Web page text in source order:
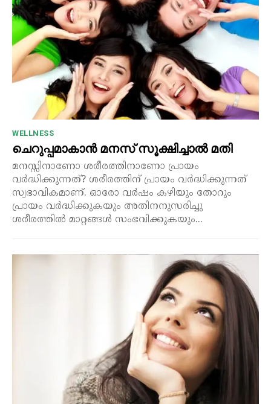
WELLNESS
ചെറുപ്പമാകാൻ മനസ് സൂക്ഷിച്ചാൽ മതി
മനസ്സിനാണോ ശരീരത്തിനാണോ പ്രായം
വർദ്ധിക്കുന്നത്? ശരീരത്തിന് പ്രായം വർദ്ധിക്കുന്നത്
സ്വഭാവികമാണ്. ഓരോ വർഷം കഴിയും തോറും
പ്രായം വർദ്ധിക്കുകയും അതിനനുസരിച്ചു
ശരീരത്തിൽ മാറ്റങ്ങൾ സംഭവിക്കുകയും...